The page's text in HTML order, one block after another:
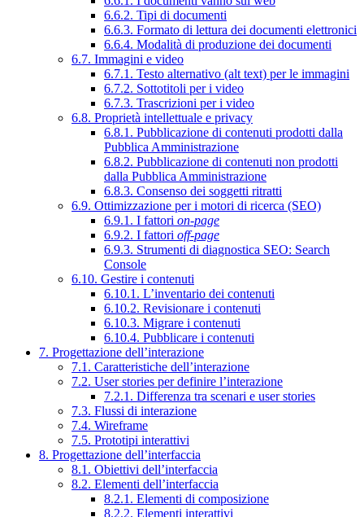
6.6.2. Tipi di documenti
6.6.3. Formato di lettura dei documenti elettronici
6.6.4. Modalità di produzione dei documenti
6.7. Immagini e video
6.7.1. Testo alternativo (alt text) per le immagini
6.7.2. Sottotitoli per i video
6.7.3. Trascrizioni per i video
6.8. Proprietà intellettuale e privacy
6.8.1. Pubblicazione di contenuti prodotti dalla
Pubblica Amministrazione
6.8.2. Pubblicazione di contenuti non prodotti
dalla Pubblica Amministrazione
6.8.3. Consenso dei soggetti ritratti
6.9. Ottimizzazione per i motori di ricerca (SEO)
6.9.1. I fattori on-page
6.9.2. I fattori off-page
6.9.3. Strumenti di diagnostica SEO: Search
Console
6.10. Gestire i contenuti
6.10.1. L’inventario dei contenuti
6.10.2. Revisionare i contenuti
6.10.3. Migrare i contenuti
6.10.4. Pubblicare i contenuti
7. Progettazione dell’interazione
7.1. Caratteristiche dell’interazione
7.2. User stories per definire l’interazione
7.2.1. Differenza tra scenari e user stories
7.3. Flussi di interazione
7.4. Wireframe
7.5. Prototipi interattivi
8. Progettazione dell’interfaccia
8.1. Obiettivi dell’interfaccia
8.2. Elementi dell’interfaccia
8.2.1. Elementi di composizione
8.2.2. Elementi interattivi